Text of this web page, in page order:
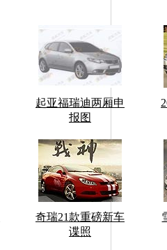
起亚福瑞迪两厢申
报图
奇瑞21款重磅新车
谍照